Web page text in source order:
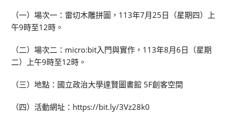
（一）場次一：雷切木雕拼圖，113年7月25日（星期四）上
午9時至12時。
（二）場次二：micro:bit入門與實作，113年8月6日（星期
二）上午9時至12時。
（三）地點：國立政治大學達賢圖書館 5F創客空間
（四）活動網址：https://bit.ly/3Vz28k0